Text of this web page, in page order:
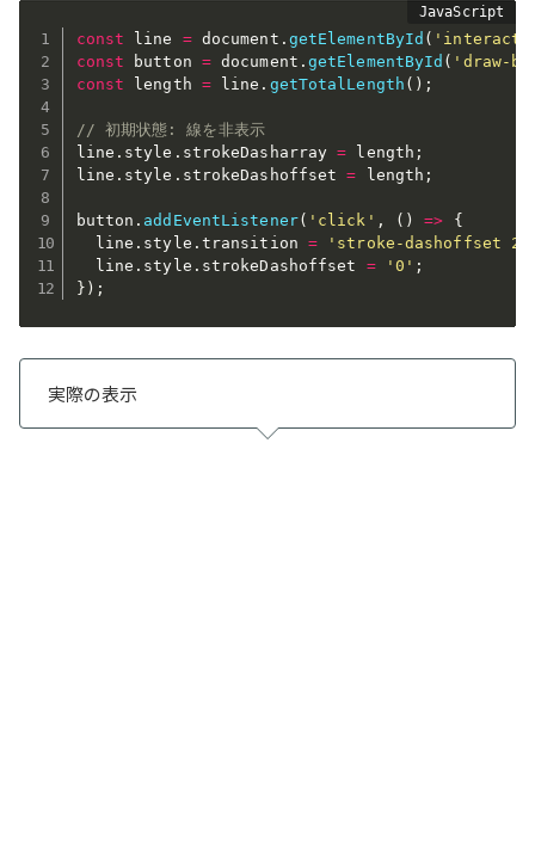
const line = document . getElementById (
const button = document . getElementById ( 'draw-
const length = line . getTotalLength ( ) ;
// 初期状態: 線を非表示
line . style . strokeDasharray = length ;
line . style . strokeDashoffset = length ;
button . addEventListener( 'click' , ( ) =>
{
  line
. style . transition =
'stroke-dashoffset
  line
. style . strokeDashoffset = '0' ;
} ) ;
実際の表示